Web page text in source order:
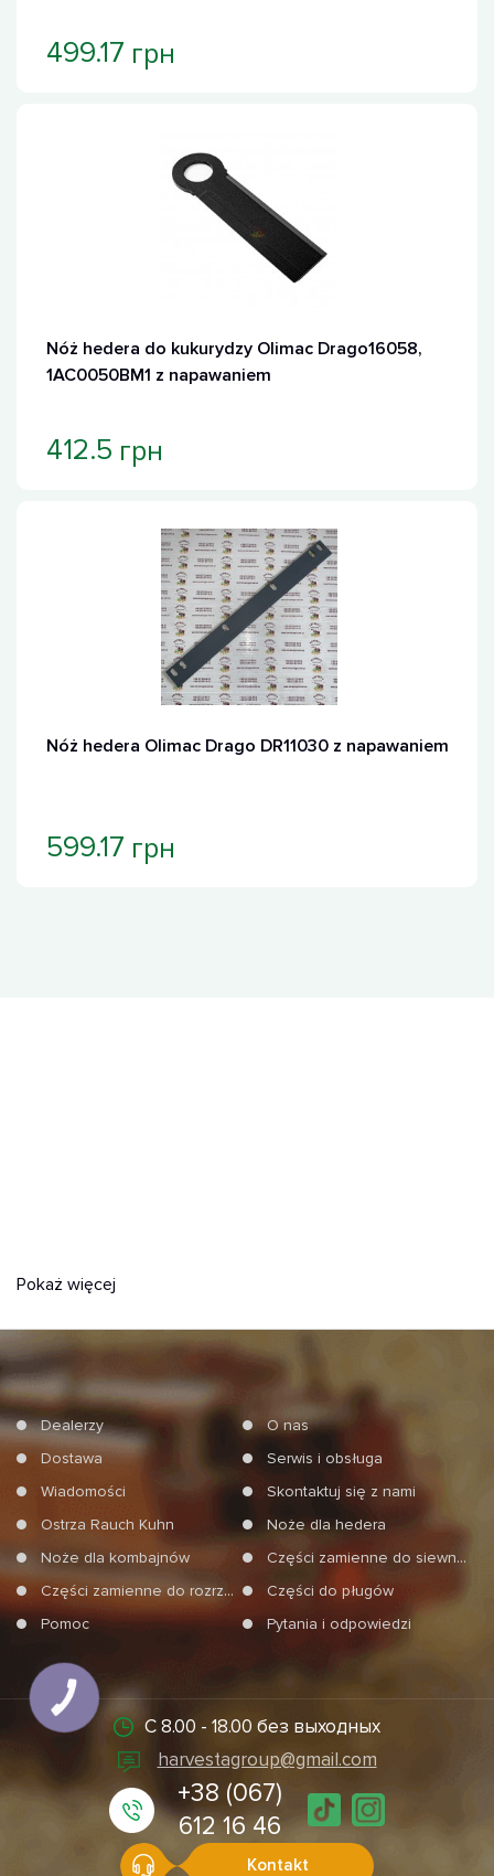
499.17 грн
Nóż hedera do kukurydzy Olimac Drago16058,
1AC0050BM1 z napawaniem
412.5 грн
Nóż hedera Olimac Drago DR11030 z napawaniem
599.17 грн
Pokaż więcej
Dealerzy
O nas
Dostawa
Serwis i obsługa
Wiadomości
Skontaktuj się z nami
Ostrza Rauch Kuhn
Noże dla hedera
Noże dla kombajnów
Części zamienne do siewników
Części zamienne do rozrzucań mineralnych nawozów
Części do pługów
Pomoc
Pytania i odpowiedzi
С 8.00 - 18.00 без выходных
harvestagroup@gmail.com
+38 (067)
612 16 46
Kontakt
КНОПКА
СВЯЗИ